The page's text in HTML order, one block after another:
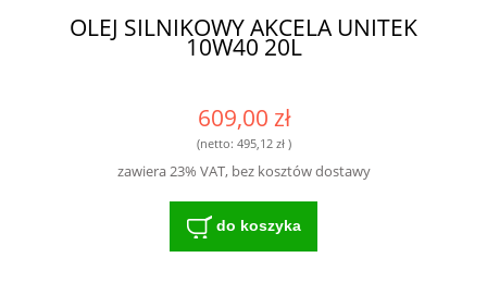
OLEJ SILNIKOWY AKCELA UNITEK
10W40 20L
609,00 zł
(netto: 495,12 zł)
zawiera 23% VAT, bez kosztów dostawy
do koszyka